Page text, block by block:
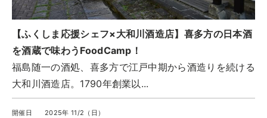
【ふくしま応援シェフ×大和川酒造店】喜多方の日本酒
を酒蔵で味わうFoodCamp！
福島随一の酒処、喜多方で江戸中期から酒造りを続ける
大和川酒造店。1790年創業以...
開催日
2025年 11/2（日）